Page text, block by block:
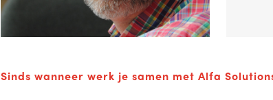
Sinds wanneer werk je samen met Alfa